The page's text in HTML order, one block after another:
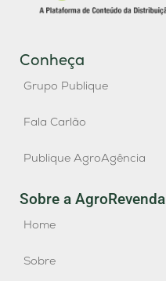
Conheça
Grupo Publique
Fala Carlão
Publique AgroAgência
Sobre a AgroRevenda
Home
Sobre